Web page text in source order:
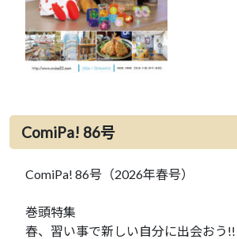
ComiPa! 86号
ComiPa! 86号（2026年春号）
巻頭特集
春、習い事で新しい自分に出会おう!!